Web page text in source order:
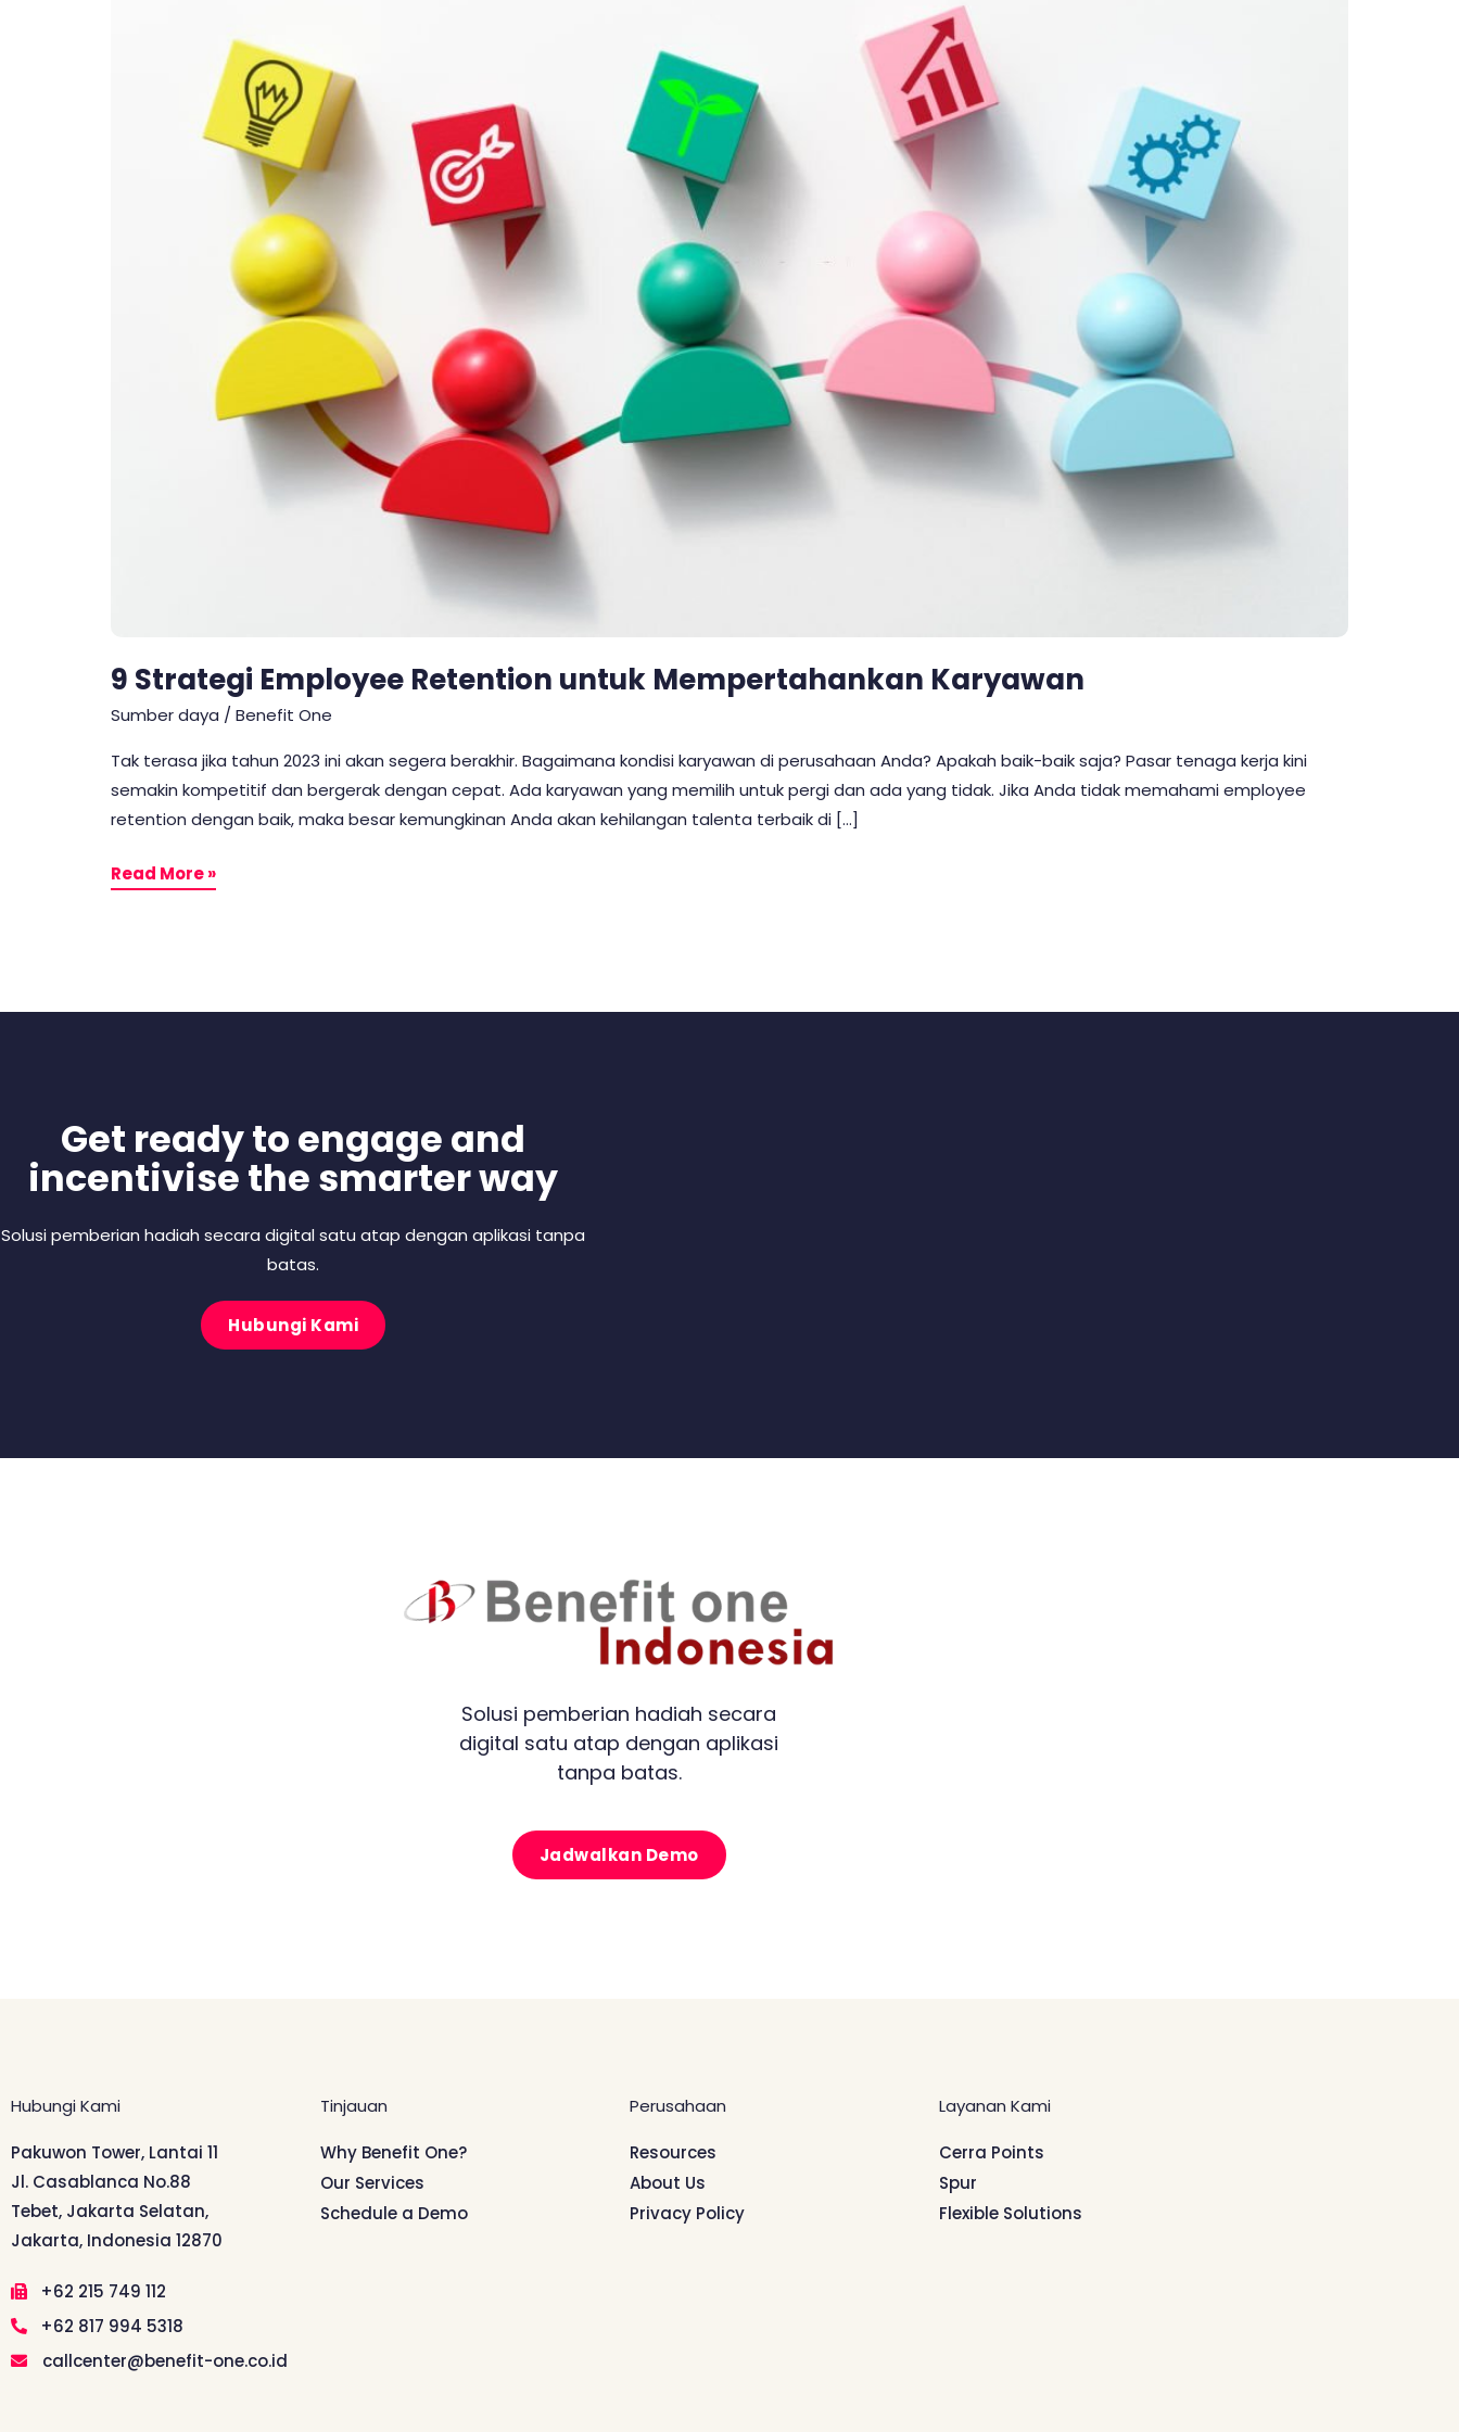
9 Strategi Employee Retention untuk Mempertahankan Karyawan
Sumber daya / Benefit One
Tak terasa jika tahun 2023 ini akan segera berakhir. Bagaimana kondisi karyawan di perusahaan Anda? Apakah baik-baik saja? Pasar tenaga kerja kini
semakin kompetitif dan bergerak dengan cepat. Ada karyawan yang memilih untuk pergi dan ada yang tidak. Jika Anda tidak memahami employee
retention dengan baik, maka besar kemungkinan Anda akan kehilangan talenta terbaik di […]
Read More »
Get ready to engage and
incentivise the smarter way
Solusi pemberian hadiah secara digital satu atap dengan aplikasi tanpa
batas.
Hubungi Kami
Solusi pemberian hadiah secara
digital satu atap dengan aplikasi
tanpa batas.
Jadwalkan Demo
Hubungi Kami
Pakuwon Tower, Lantai 11
Jl. Casablanca No.88
Tebet, Jakarta Selatan,
Jakarta, Indonesia 12870
+62 215 749 112
+62 817 994 5318
callcenter@benefit-one.co.id
Tinjauan
Why Benefit One?
Our Services
Schedule a Demo
Perusahaan
Resources
About Us
Privacy Policy
Layanan Kami
Cerra Points
Spur
Flexible Solutions